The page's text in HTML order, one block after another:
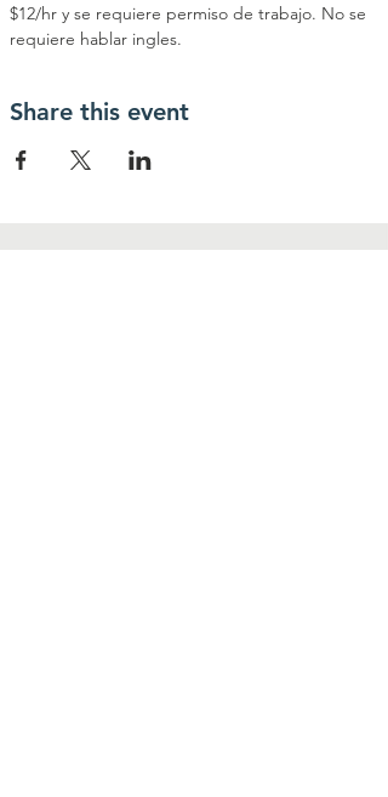
$12/hr y se requiere permiso de trabajo. No se
requiere hablar ingles.
Share this event